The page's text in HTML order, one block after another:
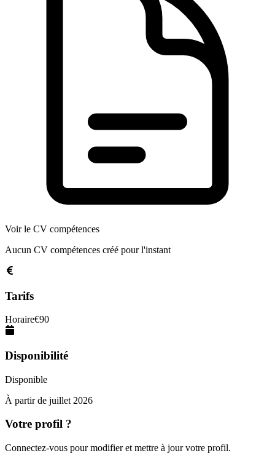
Voir le CV compétences
Aucun CV compétences créé pour l'instant
Tarifs
Horaire€90
Disponibilité
Disponible
À partir de juillet 2026
Votre profil ?
Connectez-vous pour modifier et mettre à jour votre profil.